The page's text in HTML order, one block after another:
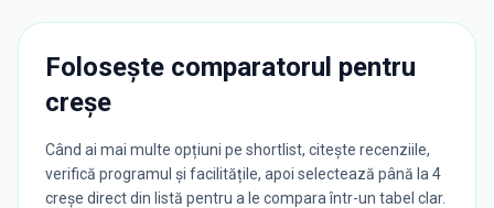
Folosește comparatorul pentru
creșe
Când ai mai multe opțiuni pe shortlist, citește recenziile,
verifică programul și facilitățile, apoi selectează până la 4
creșe direct din listă pentru a le compara într-un tabel clar.